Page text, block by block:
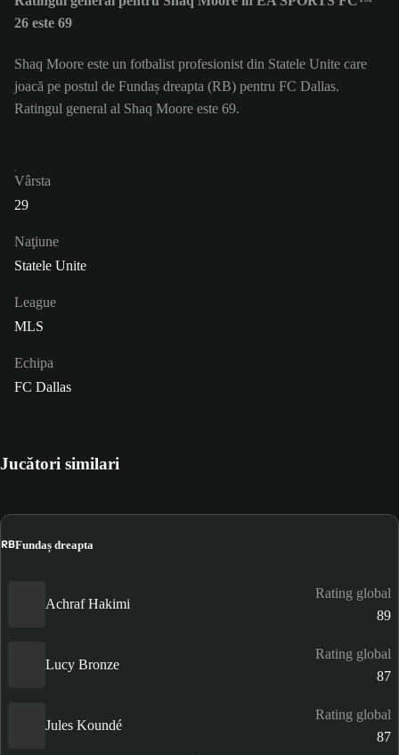
26 este 69
Shaq Moore este un fotbalist profesionist din Statele Unite care
joacă pe postul de Fundaș dreapta (RB) pentru FC Dallas.
Ratingul general al Shaq Moore este 69.
Vârsta
29
Naţiune
Statele Unite
League
MLS
Echipa
FC Dallas
Jucători similari
RBFundaș dreapta
Achraf Hakimi
Rating global
89
Lucy Bronze
Rating global
87
Jules Koundé
Rating global
87